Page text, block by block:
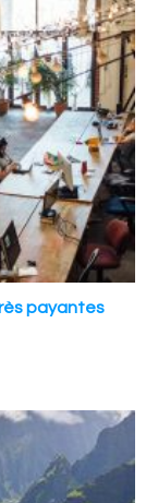
payantes